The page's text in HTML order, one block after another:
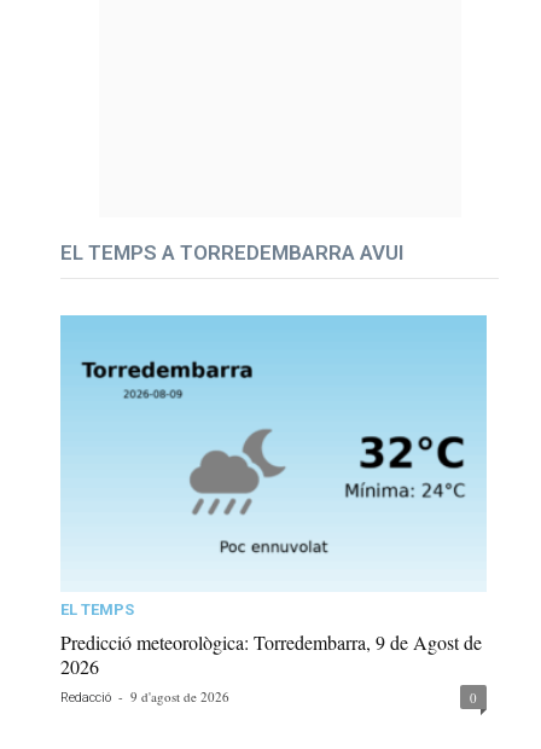
EL TEMPS A TORREDEMBARRA AVUI
EL TEMPS
Predicció meteorològica: Torredembarra, 9 de Agost de
2026
Redacció - 9 d'agost de 2026 0